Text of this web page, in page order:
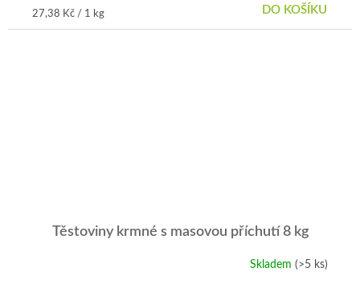
Měrná
cena:
27,38 Kč / 1 kg DO KOŠÍKU
Těstoviny krmné s masovou příchutí 8 kg
Skladem(>5 ks)